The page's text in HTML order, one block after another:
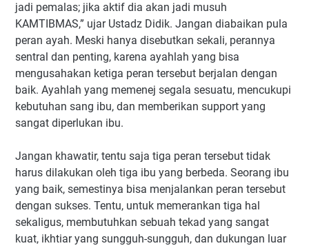
jadi pemalas; jika aktif dia akan jadi musuh
KAMTIBMAS,” ujar Ustadz Didik. Jangan diabaikan pula
peran ayah. Meski hanya disebutkan sekali, perannya
sentral dan penting, karena ayahlah yang bisa
mengusahakan ketiga peran tersebut berjalan dengan
baik. Ayahlah yang memenej segala sesuatu, mencukupi
kebutuhan sang ibu, dan memberikan support yang
sangat diperlukan ibu.
Jangan khawatir, tentu saja tiga peran tersebut tidak
harus dilakukan oleh tiga ibu yang berbeda. Seorang ibu
yang baik, semestinya bisa menjalankan peran tersebut
dengan sukses. Tentu, untuk memerankan tiga hal
sekaligus, membutuhkan sebuah tekad yang sangat
kuat, ikhtiar yang sungguh-sungguh, dan dukungan luar